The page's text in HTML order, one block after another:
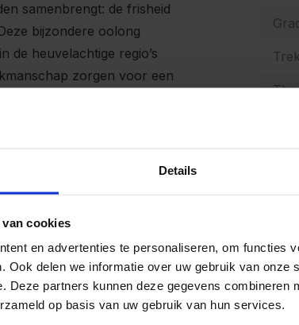
Details
cookies
en advertenties te personaliseren, om functies
Ook delen we informatie over uw gebruik van onze
Deze partners kunnen deze gegevens combineren
op basis van uw gebruik van hun services.
samenbrengt: de frisheid
bijzondere oolong
de heuvelachtige regio’s
zorgen voor een
subtiel verweven met
zacht, met een elegant
Het is een thee die
uitnodigt tot vertragen.
op zoek is naar
Dankzij de complexe
waarbij hij bij elke